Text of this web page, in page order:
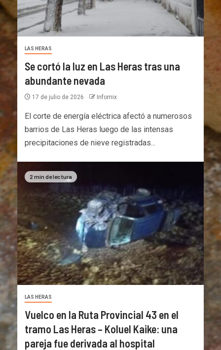
LAS HERAS
Se cortó la luz en Las Heras tras una
abundante nevada
17 de julio de 2026 Infomix
El corte de energía eléctrica afectó a numerosos
barrios de Las Heras luego de las intensas
precipitaciones de nieve registradas...
2 min de lectura
LAS HERAS
Vuelco en la Ruta Provincial 43 en el
tramo Las Heras – Koluel Kaike: una
pareja fue derivada al hospital